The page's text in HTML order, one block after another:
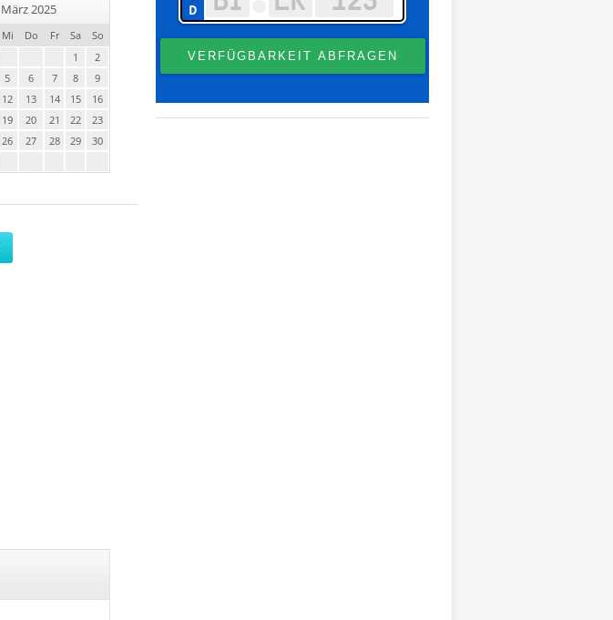
März 2025
Mi Do Fr Sa
So
1
2
5 6 7 8
9
12 13 14 15
16
19 20 21 22
23
26 27 28 29
30